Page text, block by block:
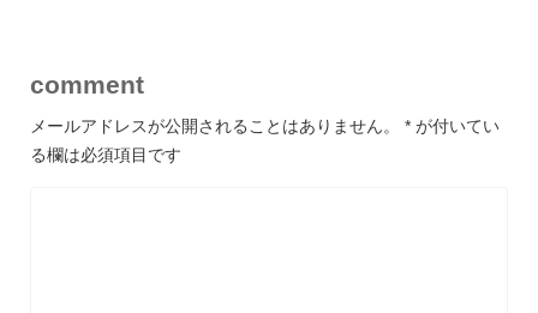
comment
メールアドレスが公開されることはありません。 * が付いてい
る欄は必須項目です